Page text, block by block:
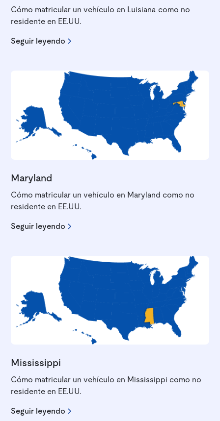
Cómo matricular un vehículo en Luisiana como no
residente en EE.UU.
Seguir leyendo
Maryland
Cómo matricular un vehículo en Maryland como no
residente en EE.UU.
Seguir leyendo
Mississippi
Cómo matricular un vehículo en Mississippi como no
residente en EE.UU.
Seguir leyendo